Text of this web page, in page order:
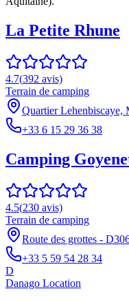
La Petite Rhune
4.7(392 avis)
Terrain de camping
Quartier Lehenbiscaye,
+33 6 15 29 36 38
Camping
4.5(230 avis)
Terrain de camping
Route des grottes -
+33 5 59 54 28 34
D
Danago Location